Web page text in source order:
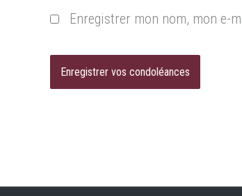
Enregistrer mon nom, mon e-